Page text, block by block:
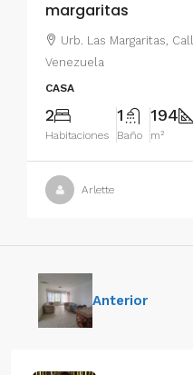
margaritas
Urb. Las Margaritas,
Venezuela
CASA
2
Habitaciones
1
Baño
194
m²
Arlette
Anterior